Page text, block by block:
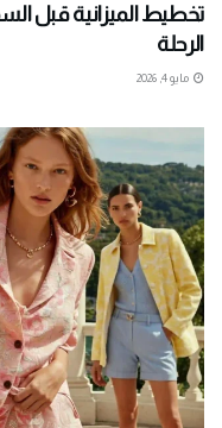
تخطيط الميزانية قبل
الرحلة
مايو 4, 2026